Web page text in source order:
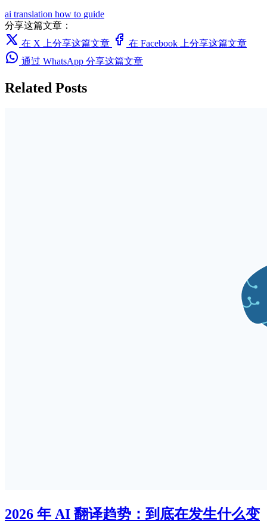
ai translation how to guide
分享这篇文章：
在 X 上分享这篇文章
在 Facebook 上分享这篇文章
通过 WhatsApp 分享这篇文章
Related Posts
2026 年 AI 翻译趋势：到底在发生什么变